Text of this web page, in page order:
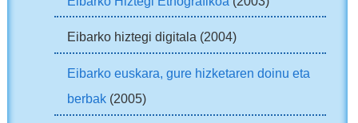
Eibarko hiztegi digitala (2004)
Eibarko euskara, gure hizketaren doinu eta
berbak(2005)